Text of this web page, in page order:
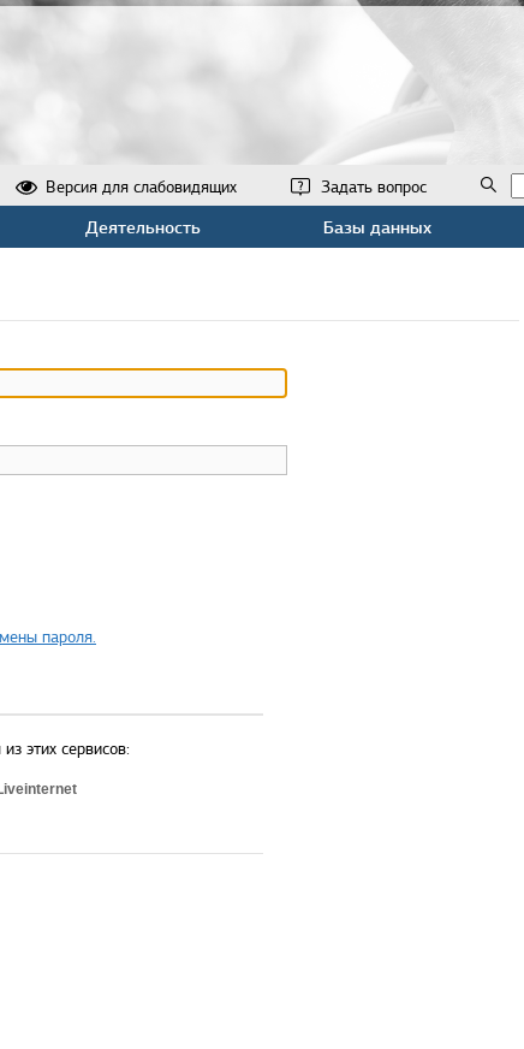
Задать вопрос
Версия для слабовидящих
Деятельность Базы данных
пароля.
этих сервисов: